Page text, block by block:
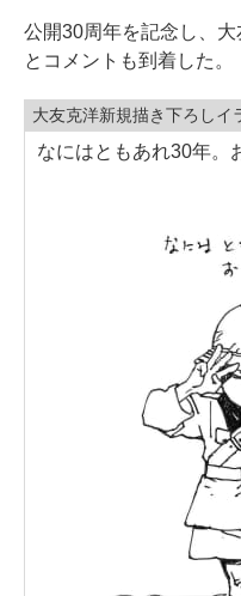
公開30周年を記念し、
とコメントも到着した。
大友克洋新規描き下ろしイ
なにはともあれ30年。